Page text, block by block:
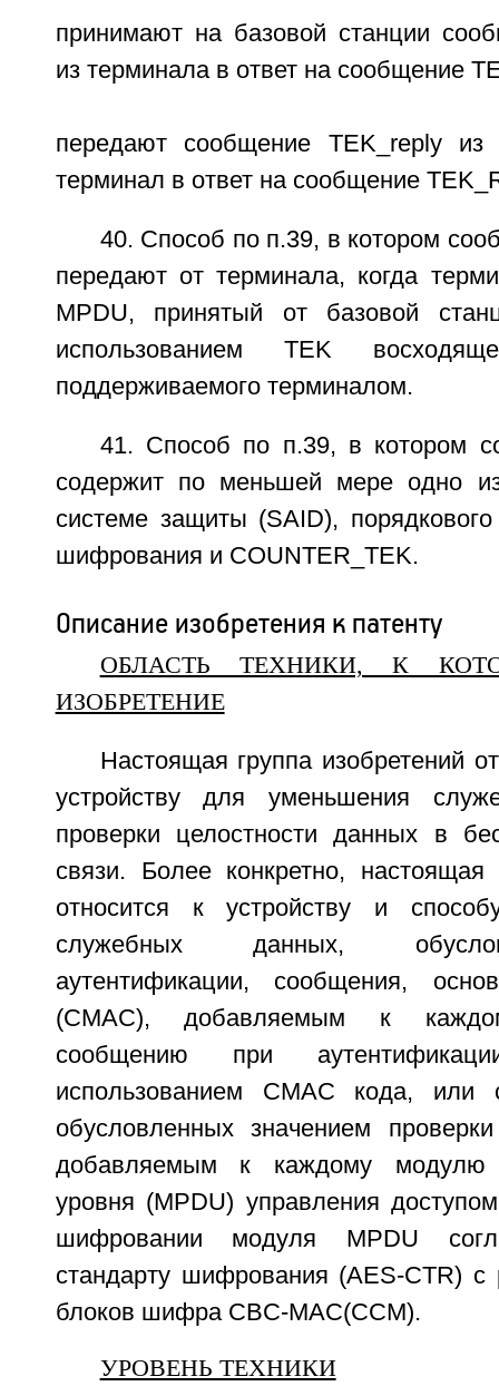
принимают на базовой станции
из терминала в ответ на сообщение
передают сообщение TEK_reply из
терминал в ответ на сообщение
40. Способ по п.39, в котором
передают от терминала, когда
MPDU, принятый от базовой
использованием TEK
поддерживаемого терминалом.
41. Способ по п.39, в котором
содержит по меньшей мере одно
системе защиты (SAID),
шифрования и COUNTER_TEK.
Описание изобретения к патенту
ОБЛАСТЬ ТЕХНИКИ, К
ИЗОБРЕТЕНИЕ
Настоящая группа изобретений
устройству для уменьшения
проверки целостности данных в
связи. Более конкретно, настоящая
относится к устройству и
служебных данных,
аутентификации, сообщения,
(CMAC), добавляемым к
сообщению при
использованием CMAC кода, или
обусловленных значением
добавляемым к каждому модулю
уровня (MPDU) управления
шифровании модуля MPDU
стандарту шифрования (AES-CTR)
блоков шифра CBC-MAC(CCM).
УРОВЕНЬ ТЕХНИКИ